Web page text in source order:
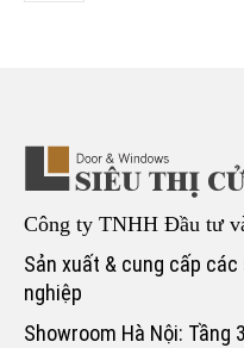
Công ty TNHH Đầu tư
Sản xuất & cung cấp
nghiệp
Showroom Hà Nội: Tầng